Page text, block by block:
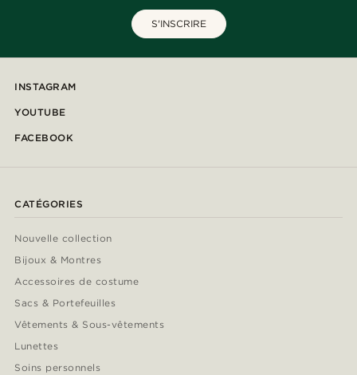
S'INSCRIRE
INSTAGRAM
YOUTUBE
FACEBOOK
CATÉGORIES
Nouvelle collection
Bijoux & Montres
Accessoires de costume
Sacs & Portefeuilles
Vêtements & Sous-vêtements
Lunettes
Soins personnels